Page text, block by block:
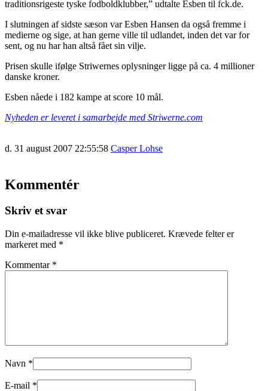
traditionsrigeste tyske fodboldklubber,” udtalte Esben til fck.de.
I slutningen af sidste sæson var Esben Hansen da også fremme i
medierne og sige, at han gerne ville til udlandet, inden det var for
sent, og nu har han altså fået sin vilje.
Prisen skulle ifølge Striwernes oplysninger ligge på ca. 4 millioner
danske kroner.
Esben nåede i 182 kampe at score 10 mål.
Nyheden er leveret i samarbejde med Striwerne.com
d. 31 august 2007 22:55:58 Casper Lohse
Kommentér
Skriv et svar
Din e-mailadresse vil ikke blive publiceret. Krævede felter er
markeret med *
Kommentar *
Navn *
E-mail *